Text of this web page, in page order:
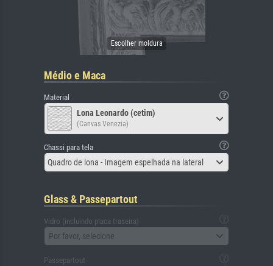
Médio e Maca
Material
Lona Leonardo (cetim)
(Canvas Venezia)
Chassi para tela
Quadro de lona - Imagem espelhada na lateral
Glass & Passepartout
Vidro (incluindo placa traseira)
Por favor, selecione
Passepartout